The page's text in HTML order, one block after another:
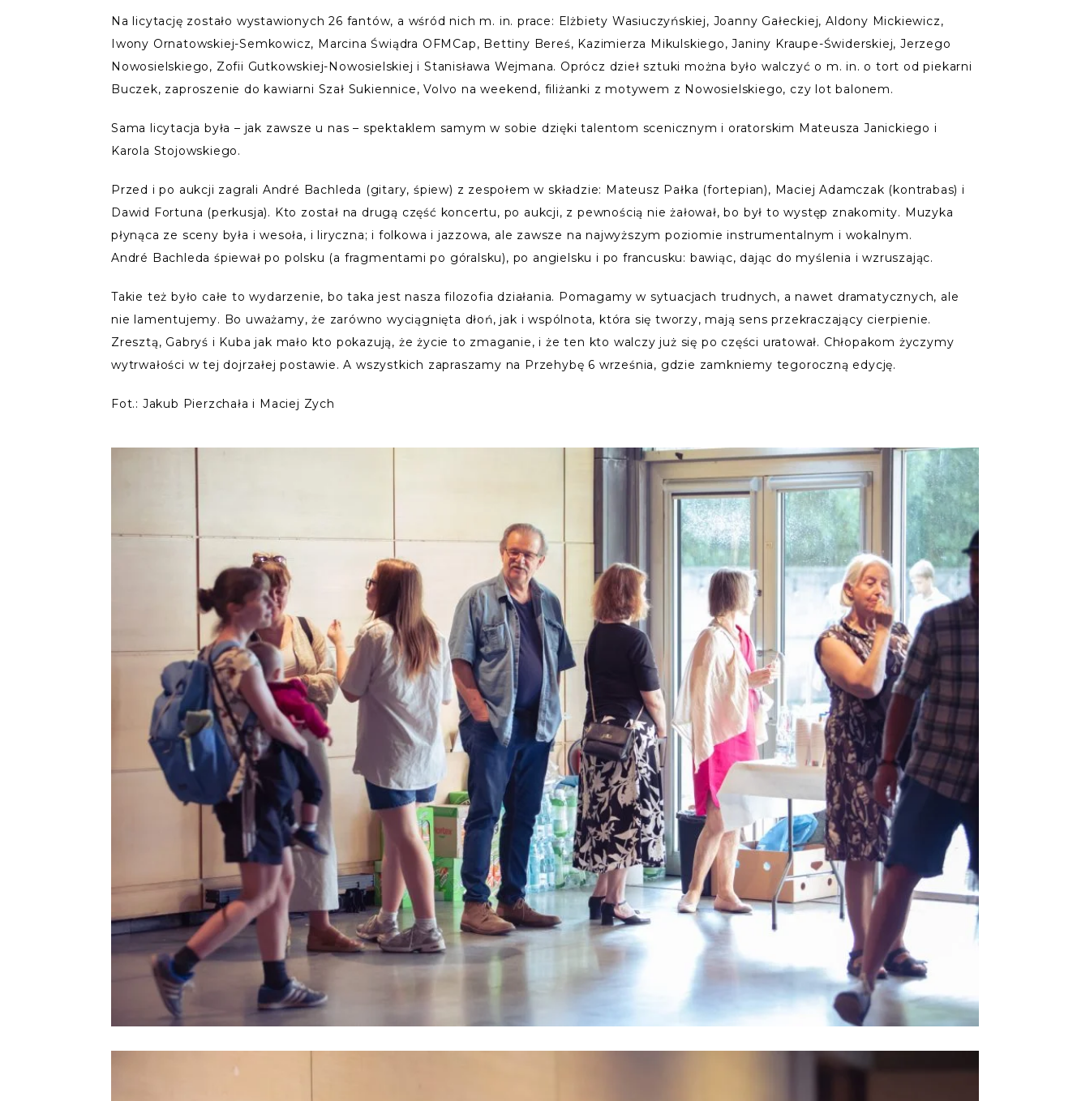
Na licytację zostało wystawionych 26 fantów, a wśród nich m. in. prace: Elżbiety Wasiuczyńskiej, Joanny Gałeckiej, Aldony Mickiewicz,
Iwony Ornatowskiej-Semkowicz, Marcina Świądra OFMCap, Bettiny Bereś, Kazimierza Mikulskiego, Janiny Kraupe-Świderskiej, Jerzego
Nowosielskiego, Zofii Gutkowskiej-Nowosielskiej i Stanisława Wejmana. Oprócz dzieł sztuki można było walczyć o m. in. o tort od piekarni
Buczek, zaproszenie do kawiarni Szał Sukiennice, Volvo na weekend, filiżanki z motywem z Nowosielskiego, czy lot balonem.
Sama licytacja była – jak zawsze u nas – spektaklem samym w sobie dzięki talentom scenicznym i oratorskim Mateusza Janickiego i
Karola Stojowskiego.
Przed i po aukcji zagrali André Bachleda (gitary, śpiew) z zespołem w składzie: Mateusz Pałka (fortepian), Maciej Adamczak (kontrabas) i
Dawid Fortuna (perkusja). Kto został na drugą część koncertu, po aukcji, z pewnością nie żałował, bo był to występ znakomity. Muzyka
płynąca ze sceny była i wesoła, i liryczna; i folkowa i jazzowa, ale zawsze na najwyższym poziomie instrumentalnym i wokalnym.
André Bachleda śpiewał po polsku (a fragmentami po góralsku), po angielsku i po francusku: bawiąc, dając do myślenia i wzruszając.
Takie też było całe to wydarzenie, bo taka jest nasza filozofia działania. Pomagamy w sytuacjach trudnych, a nawet dramatycznych, ale
nie lamentujemy. Bo uważamy, że zarówno wyciągnięta dłoń, jak i wspólnota, która się tworzy, mają sens przekraczający cierpienie.
Zresztą, Gabryś i Kuba jak mało kto pokazują, że życie to zmaganie, i że ten kto walczy już się po części uratował. Chłopakom życzymy
wytrwałości w tej dojrzałej postawie. A wszystkich zapraszamy na Przehybę 6 września, gdzie zamkniemy tegoroczną edycję.
Fot.: Jakub Pierzchała i Maciej Zych